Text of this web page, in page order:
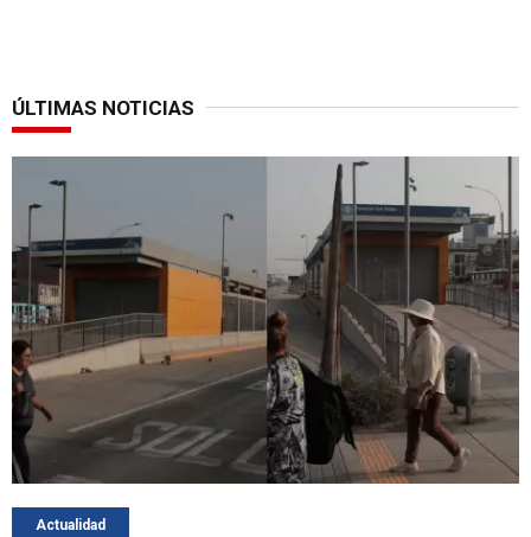
ÚLTIMAS NOTICIAS
Actualidad